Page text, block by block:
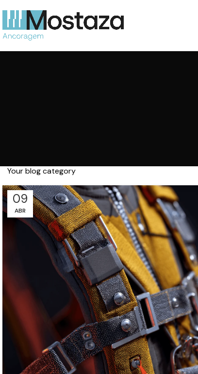
Your blog category
09
ABR